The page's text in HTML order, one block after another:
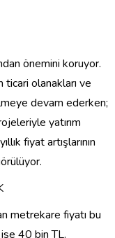
önemini koruyor.
olanakları ve
devam ederken;
yatırım
fiyat artışlarının
metrekare fiyatı bu
ise 40 bin TL.